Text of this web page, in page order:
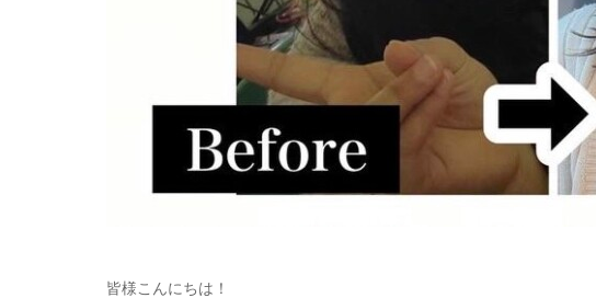
皆様こんにちは！